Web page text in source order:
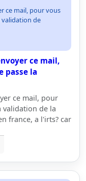
ce mail, pour vous
validation de
ce mail,
passe la
ce mail, pour
validation de la
france, a l'irts? car